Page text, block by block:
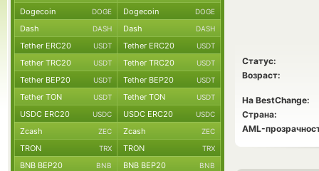
Статус:
Возраст:
На BestChange:
Страна:
AML-
Dogecoin DOGE Dogecoin DOGE
Dash DASH Dash DASH
Tether ERC20 USDT Tether ERC20 USDT
Tether TRC20 USDT Tether TRC20 USDT
Tether BEP20 USDT Tether BEP20 USDT
Tether TON USDT Tether TON USDT
USDC ERC20 USDC USDC ERC20 USDC
Zcash ZEC Zcash ZEC
TRON TRX TRON TRX
BNB BEP20 BNB BNB BEP20 BNB